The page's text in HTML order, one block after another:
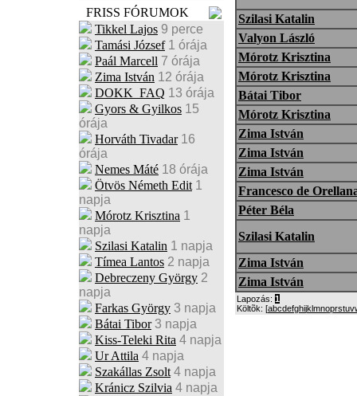
FRISS FÓRUMOK
Tikkel Lajos 9 perce
Tamási József 1 órája
Paál Marcell 7 órája
Zima István 12 órája
DOKK_FAQ 13 órája
Gyors & Gyilkos 15
órája
Horváth Tivadar 16
órája
Nemes Máté 18 órája
Ötvös Németh Edit 1
napja
Mórotz Krisztina 1
napja
Szilasi Katalin 1 napja
Tímea Lantos 2 napja
Debreczeny György 2
napja
Farkas György 3 napja
Bátai Tibor 3 napja
Kiss-Teleki Rita 4 napja
Ur Attila 4 napja
Szakállas Zsolt 4 napja
Kránicz Szilvia 4 napja
Szilasi Katalin
Valyon László
Mórotz Krisztina
Mórotz Krisztina
Bátai Tibor
Mórotz Krisztina
Zima István
Zima István
Zima István
Francesco de
Péter Béla
Szilasi Katalin
Zima István
Zima István
Lapozás: 1
Költõk: [abcdefghijklmnoprstuv